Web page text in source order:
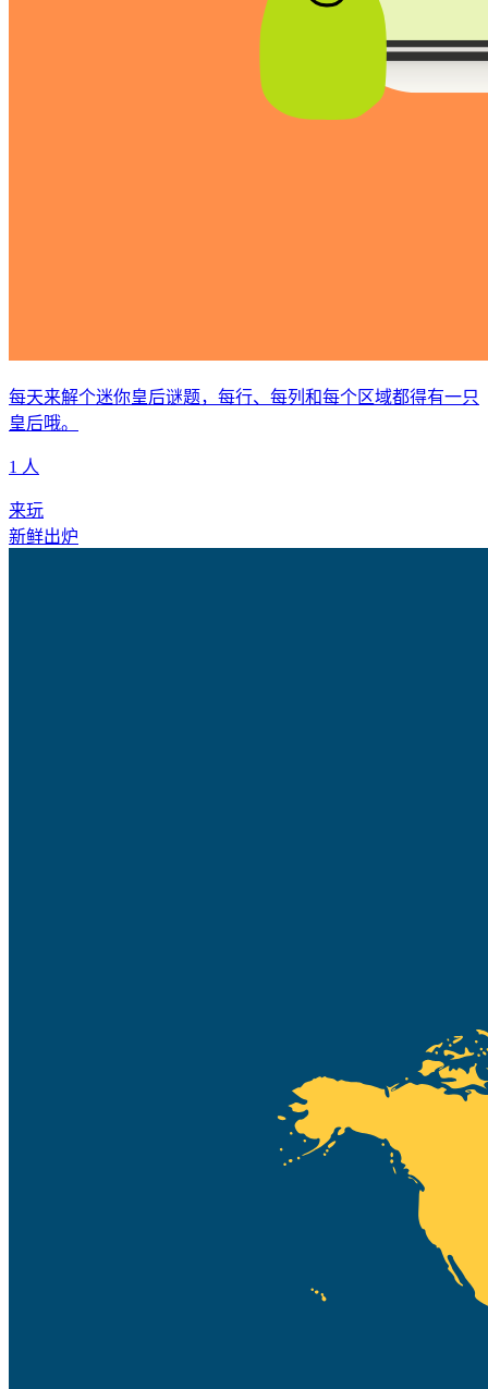
每天来解个迷你皇后谜题，每行、每列和每个区域都得有一只
皇后哦。
1 人
来玩
新鲜出炉